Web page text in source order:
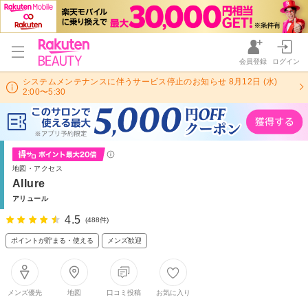
会員登録 ログイン
システムメンテナンスに伴うサービス停止のお知らせ 8月12日 (水)
2:00〜5:30
地図・アクセス
Allure
アリュール
4.5 (488件)
ポイントが貯まる・使える メンズ歓迎
メンズ優先
地図
口コミ投稿
お気に入り